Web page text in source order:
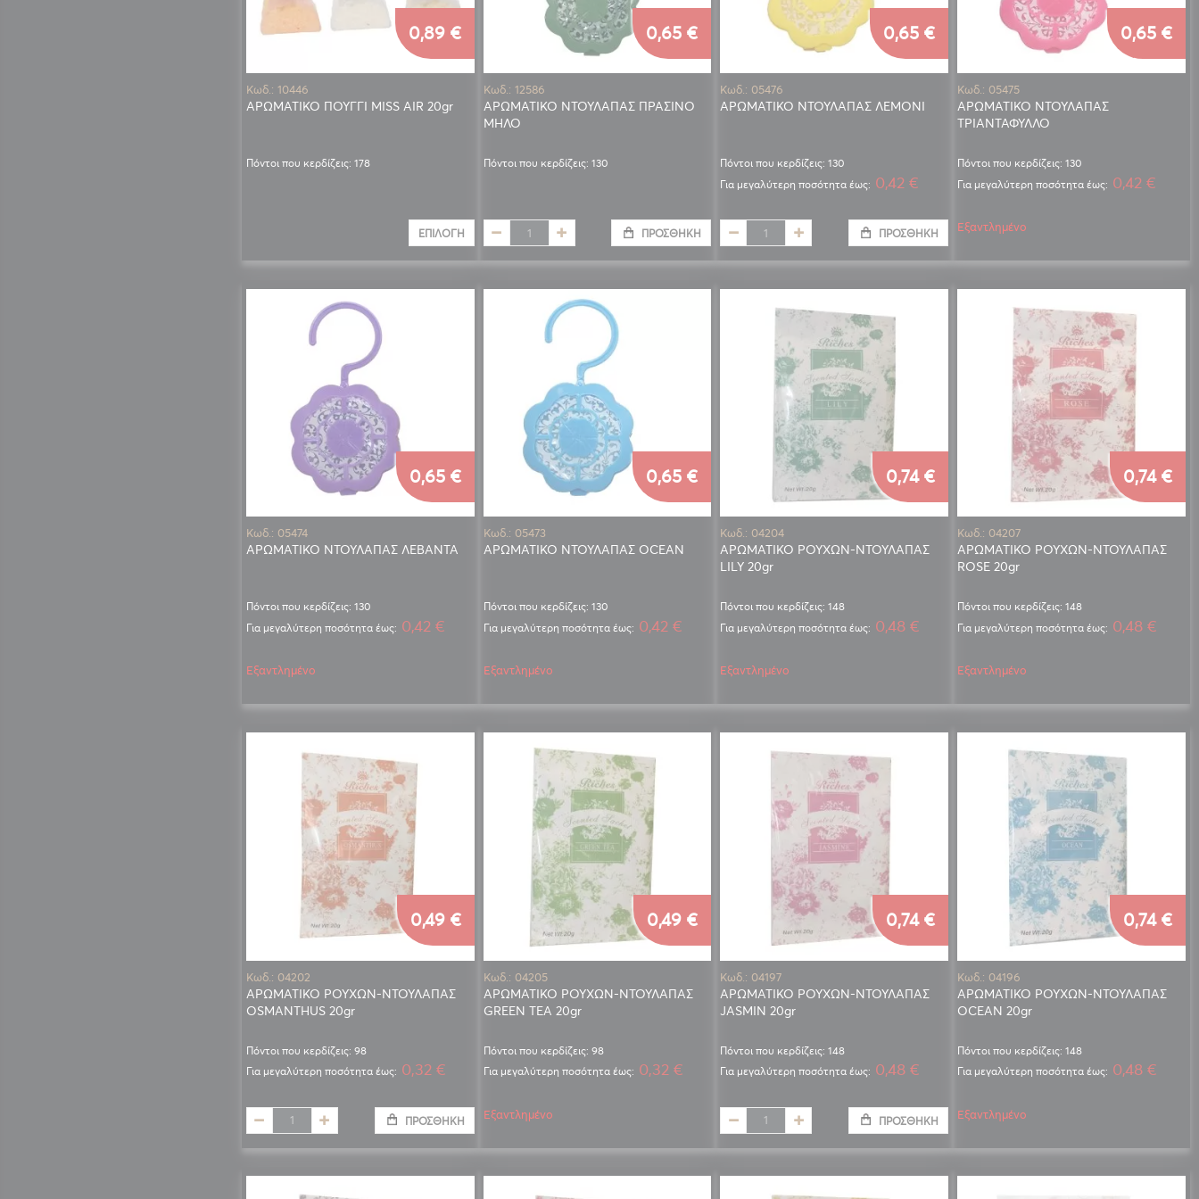
Κωδ.: 10446
ΑΡΩΜΑΤΙΚΟ ΠΟΥΓΓΙ MISS AIR 20gr
Πόντοι που κερδίζεις: 178
0,89 €
ΕΠΙΛΟΓΉ
Κωδ.: 12586
ΑΡΩΜΑΤΙΚΟ ΝΤΟΥΛΑΠΑΣ ΠΡΑΣΙΝΟ
ΜΗΛΟ
Πόντοι που κερδίζεις: 130
0,65 €
ΠΡΟΣΘΉΚΗ
Κωδ.: 05476
ΑΡΩΜΑΤΙΚΟ ΝΤΟΥΛΑΠΑΣ ΛΕΜΟΝΙ
Πόντοι που κερδίζεις: 130
0,65 €
Για μεγαλύτερη ποσότητα έως: 0,42 €
ΠΡΟΣΘΉΚΗ
Κωδ.: 05475
ΑΡΩΜΑΤΙΚΟ ΝΤΟΥΛΑΠΑΣ
ΤΡΙΑΝΤΑΦΥΛΛΟ
Πόντοι που κερδίζεις: 130
0,65 €
Για μεγαλύτερη ποσότητα έως: 0,42 €
Εξαντλημένο
Κωδ.: 05474
ΑΡΩΜΑΤΙΚΟ ΝΤΟΥΛΑΠΑΣ ΛΕΒΑΝΤΑ
Πόντοι που κερδίζεις: 130
0,65 €
Για μεγαλύτερη ποσότητα έως: 0,42 €
Εξαντλημένο
Κωδ.: 05473
ΑΡΩΜΑΤΙΚΟ ΝΤΟΥΛΑΠΑΣ OCEAN
Πόντοι που κερδίζεις: 130
0,65 €
Για μεγαλύτερη ποσότητα έως: 0,42 €
Εξαντλημένο
Κωδ.: 04204
ΑΡΩΜΑΤΙΚΟ ΡΟΥΧΩΝ-ΝΤΟΥΛΑΠΑΣ
LILY 20gr
Πόντοι που κερδίζεις: 148
0,74 €
Για μεγαλύτερη ποσότητα έως: 0,48 €
Εξαντλημένο
Κωδ.: 04207
ΑΡΩΜΑΤΙΚΟ ΡΟΥΧΩΝ-ΝΤΟΥΛΑΠΑΣ
ROSE 20gr
Πόντοι που κερδίζεις: 148
0,74 €
Για μεγαλύτερη ποσότητα έως: 0,48 €
Εξαντλημένο
Κωδ.: 04202
ΑΡΩΜΑΤΙΚΟ ΡΟΥΧΩΝ-ΝΤΟΥΛΑΠΑΣ
OSMANTHUS 20gr
Πόντοι που κερδίζεις: 98
0,49 €
Για μεγαλύτερη ποσότητα έως: 0,32 €
ΠΡΟΣΘΉΚΗ
Κωδ.: 04205
ΑΡΩΜΑΤΙΚΟ ΡΟΥΧΩΝ-ΝΤΟΥΛΑΠΑΣ
GREEN TEA 20gr
Πόντοι που κερδίζεις: 98
0,49 €
Για μεγαλύτερη ποσότητα έως: 0,32 €
Εξαντλημένο
Κωδ.: 04197
ΑΡΩΜΑΤΙΚΟ ΡΟΥΧΩΝ-ΝΤΟΥΛΑΠΑΣ
JASMIN 20gr
Πόντοι που κερδίζεις: 148
0,74 €
Για μεγαλύτερη ποσότητα έως: 0,48 €
ΠΡΟΣΘΉΚΗ
Κωδ.: 04196
ΑΡΩΜΑΤΙΚΟ ΡΟΥΧΩΝ-ΝΤΟΥΛΑΠΑΣ
OCEAN 20gr
Πόντοι που κερδίζεις: 148
0,74 €
Για μεγαλύτερη ποσότητα έως: 0,48 €
Εξαντλημένο